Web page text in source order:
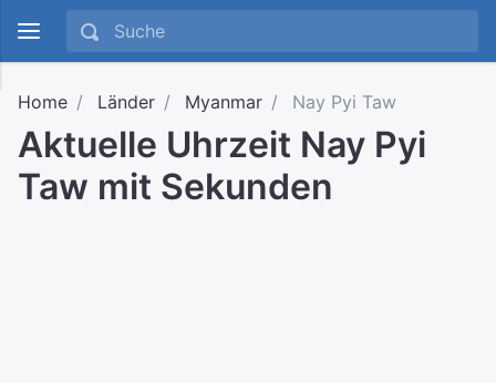
Home Länder Myanmar Nay Pyi Taw
Aktuelle Uhrzeit Nay Pyi
Taw mit Sekunden